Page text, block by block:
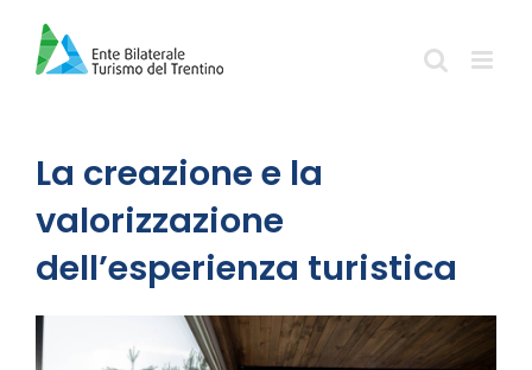
contenuto
La creazione e la
valorizzazione
dell’esperienza turistica